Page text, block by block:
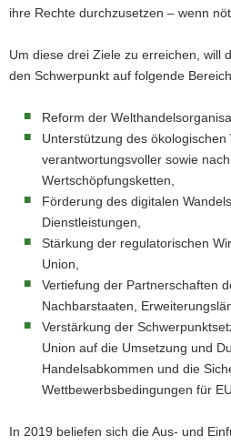
ihre Rechte durchzusetzen – wenn
Um diese drei Ziele zu erreichen, will
den Schwerpunkt auf folgende
Reform der
Unterstützung des
verantwortungsvoller sowie
Wertschöpfungsketten,
Förderung des digitalen
Dienstleistungen,
Stärkung der regulatorischen
Union,
Vertiefung der Partnerschaften
Nachbarstaaten,
Verstärkung der
Union auf die Umsetzung und
Handelsabkommen und die
Wettbewerbsbedingungen für
In 2019 beliefen sich die Aus- und